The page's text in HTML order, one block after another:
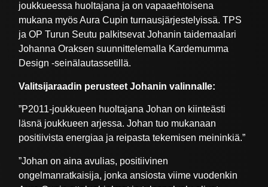
joukkueessa huoltajana ja on vapaaehtoisena
mukana myös Aura Cupin turnausjärjestelyissä. TPS
ja OP Turun Seutu palkitsevat Johanin taidemaalari
Johanna Oraksen suunnittelemalla Kardemumma
Design -seinälautassetillä.
Valitsijaraadin perusteet Johanin valinnalle:
”P2011-joukkueen huoltajana Johan on kiinteästi
läsnä joukkueen arjessa. Johan tuo mukanaan
positiivista energiaa ja reipasta tekemisen meininkiä.”
”Johan on aina avulias, positiivinen
ongelmanratkaisija, jonka ansiosta viime vuodenkin